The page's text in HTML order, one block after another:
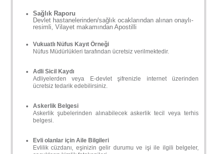
Sağlık Raporu
Devlet hastanelerinden/sağlık ocaklarından alınan onaylı-
resimli, Vilayet makamından Apostilli
Vukuatlı Nüfus Kayıt Örneği
Nüfus Müdürlükleri tarafından ücretsiz verilmektedir.
Adli Sicil Kaydı
Adliyelerden veya E-devlet şifrenizle internet üzerinden
ücretsiz tedarik edebilirsiniz.
Askerlik Belgesi
Askerlik şubelerinden alınabilecek askerlik tecil veya terhis
belgesi.
Evli olanlar için Aile Bilgileri
Evlilik cüzdanı, eşinizin gelir durumu ve işi ile ilgili belgeler,